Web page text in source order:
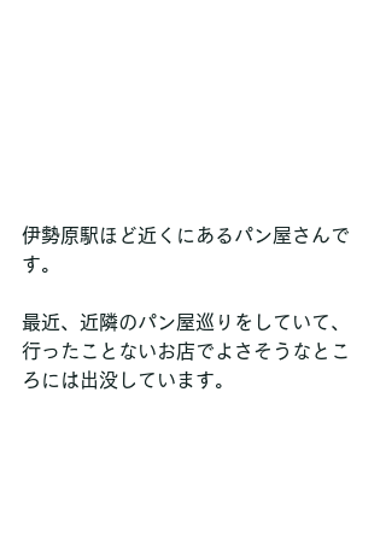
伊勢原駅ほど近くにあるパン屋さんで
す。
最近、近隣のパン屋巡りをしていて、
行ったことないお店でよさそうなとこ
ろには出没しています。